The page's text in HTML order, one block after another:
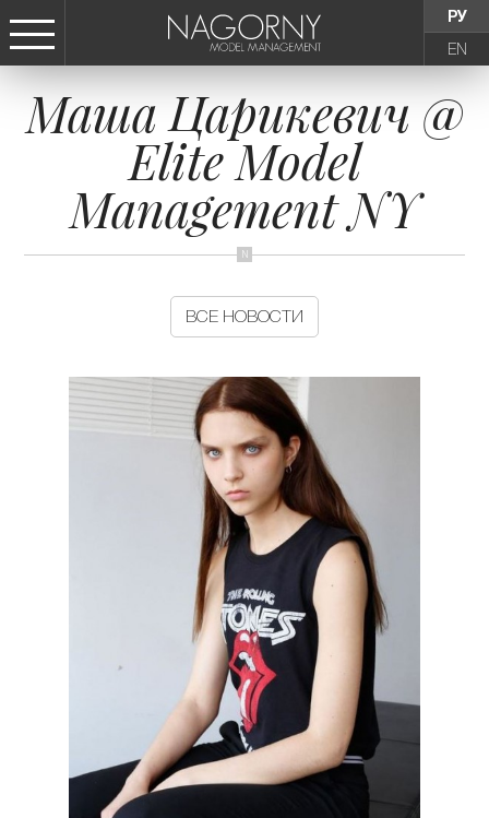
РУ
EN
СТАТЬ МОДЕЛЬЮ
ДЕВУШКИ
ТИНЕЙДЖЕРЫ
ДЕТИ
НОВОСТИ
КОНТАКТЫ
Маша Царикевич @
Elite Model
Management NY
ВСЕ НОВОСТИ